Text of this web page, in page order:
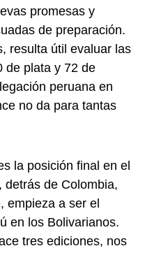
promesas y
de preparación.
resulta útil evaluar las
de plata y 72 de
peruana en
no da para tantas
la posición final en el
detrás de Colombia,
empieza a ser el
en los Bolivarianos.
tres ediciones, nos